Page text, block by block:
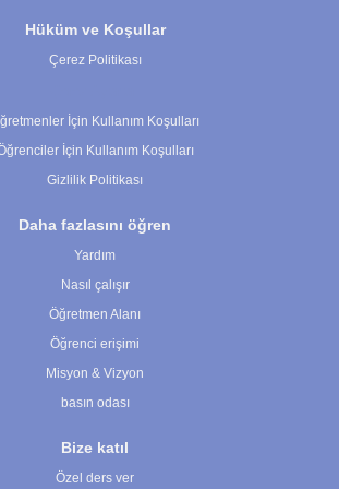
Hüküm ve Koşullar
Çerez Politikası
İçin Kullanım Koşulları
İçin Kullanım Koşulları
Gizlilik Politikası
Daha fazlasını öğren
Yardım
Nasıl çalışır
Öğretmen Alanı
Öğrenci erişimi
Misyon & Vizyon
basın odası
Bize katıl
Özel ders ver